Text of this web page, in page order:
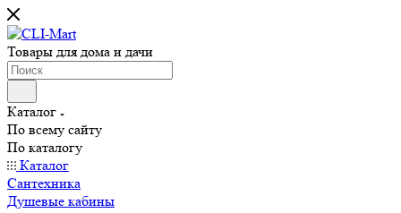
Товары для дома и дачи
Каталог
По всему сайту
По каталогу
Каталог
Сантехника
Душевые кабины